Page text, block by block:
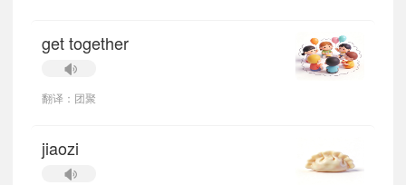
get together
翻译：团聚
jiaozi